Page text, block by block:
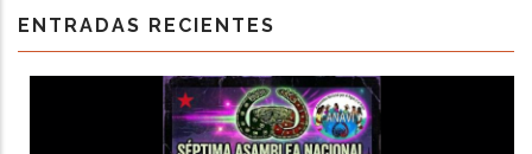
ENTRADAS RECIENTES